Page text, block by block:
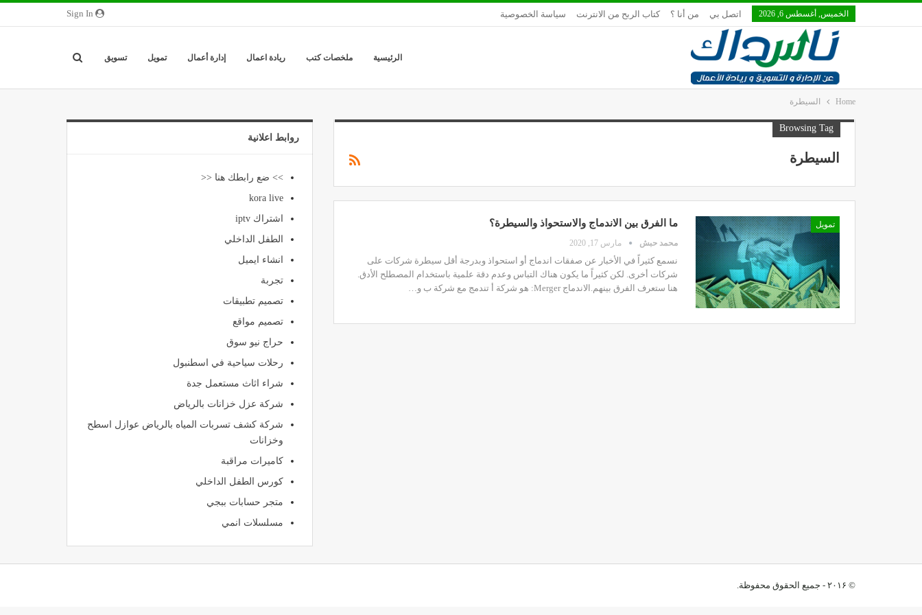
الخميس, أغسطس 6, 2026 اتصل بي من أنا ؟ كتاب الربح من الانترنت سياسة الخصوصية
الرئيسية ملخصات كتب ريادة اعمال إدارة أعمال تمويل تسويق
Home السيطرة
Browsing Tag
السيطرة
تمويل ما الفرق بين الاندماج والاستحواذ والسيطرة؟
محمد حبش مارس 17, 2020
نسمع كثيراً في الأخبار عن صفقات اندماج أو استحواذ وبدرجة أقل سيطرة شركات على
شركات أخرى. لكن كثيراً ما يكون هناك التباس وعدم دقة علمية باستخدام المصطلح الأدق.
هنا ستعرف الفرق بينهم.الاندماج Merger: هو شركة أ تندمج مع شركة ب و…
روابط اعلانية
>> ضع رابطك هنا <<
kora live
اشتراك iptv
الطفل الداخلي
انشاء ايميل
تجربة
تصميم تطبيقات
تصميم مواقع
حراج نيو سوق
رحلات سياحية في اسطنبول
شراء اثاث مستعمل جدة
شركة عزل خزانات بالرياض
شركة كشف تسربات المياه بالرياض عوازل اسطح
وخزانات
كاميرات مراقبة
كورس الطفل الداخلي
متجر حسابات ببجي
مسلسلات انمي
© ۲۰۱۶ - جميع الحقوق محفوظة.